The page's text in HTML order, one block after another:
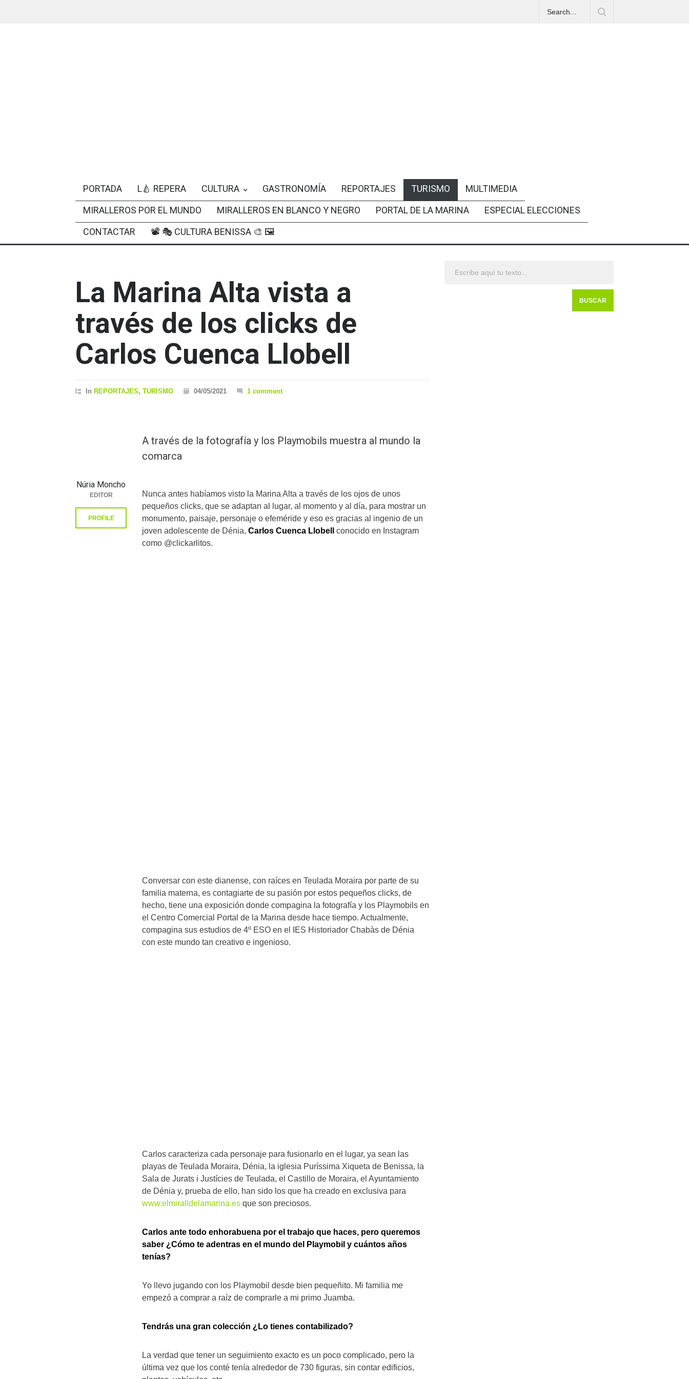
PORTADA L🍐 REPERA CULTURA GASTRONOMÍA REPORTAJES TURISMO
MULTIMEDIA
MIRALLEROS POR EL MUNDO
MIRALLEROS EN BLANCO Y NEGRO PORTAL DE LA MARINA
ESPECIAL ELECCIONES
CONTACTAR
📽 🎭 CULTURA BENISSA 🎨 🖼
La Marina Alta vista a
través de los clicks de
Carlos Cuenca Llobell
In REPORTAJES, TURISMO 04/05/2021 1 comment
A través de la fotografía y los Playmobils muestra al mundo la
comarca
Nunca antes habíamos visto la Marina Alta a través de los ojos de unos
pequeños clicks, que se adaptan al lugar, al momento y al día, para mostrar un
monumento, paisaje, personaje o efeméride y eso es gracias al ingenio de un
joven adolescente de Dénia, Carlos Cuenca Llobell
conocido en Instagram
como @clickarlitos.
Conversar con este dianense, con raíces en Teulada Moraira por parte de su
familia materna, es contagiarte de su pasión por estos pequeños clicks, de
hecho, tiene una exposición donde compagina la fotografía y los Playmobils en
el Centro Comercial Portal de la Marina desde hace tiempo. Actualmente,
compagina sus estudios de 4º ESO en el IES Historiador Chabàs de Dénia
con este mundo tan creativo e ingenioso.
Carlos caracteriza cada personaje para fusionarlo en el lugar, ya sean las
playas de Teulada Moraira, Dénia, la iglesia Puríssima Xiqueta de Benissa, la
Sala de Jurats i Justícies de Teulada, el Castillo de Moraira, el Ayuntamiento
de Dénia y, prueba de ello, han sido los que ha creado en exclusiva para
www.elmiralldelamarina.es que son preciosos.
Carlos ante todo enhorabuena por el trabajo que haces, pero queremos
saber ¿Cómo te adentras en el mundo del Playmobil y cuántos años
tenías?
Yo llevo jugando con los Playmobil desde bien pequeñito. Mi familia me
empezó a comprar a raíz de comprarle a mi primo Juamba.
Tendrás una gran colección ¿Lo tienes contabilizado?
La verdad que tener un seguimiento exacto es un poco complicado, pero la
última vez que los conté tenía alrededor de 730 figuras, sin contar edificios,
Núria Moncho
EDITOR
PROFILE